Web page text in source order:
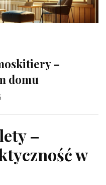
–
domu
–
w